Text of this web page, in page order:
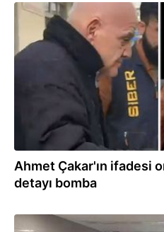
15.12.2025
Ahmet Çakar'ın ifadesi
detayı bomba